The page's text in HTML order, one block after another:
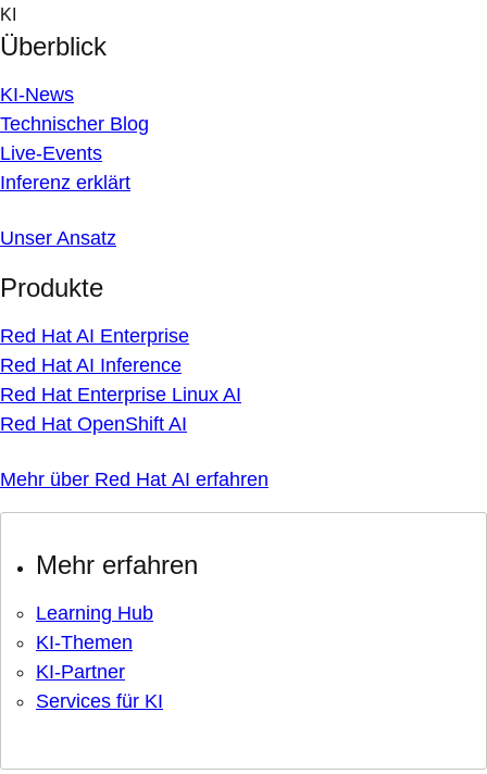
Skip
to
content
KI
Überblick
KI-News
Technischer Blog
Live-Events
Inferenz erklärt
Unser Ansatz
Produkte
Red Hat AI Enterprise
Red Hat AI Inference
Red Hat Enterprise Linux AI
Red Hat OpenShift AI
Mehr über Red Hat AI erfahren
Mehr erfahren
Learning Hub
KI-Themen
KI-Partner
Services für KI